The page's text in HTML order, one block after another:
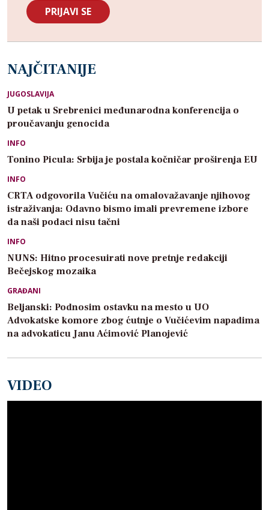
NAJČITANIJE
JUGOSLAVIJA
U petak u Srebrenici međunarodna konferencija o
proučavanju genocida
INFO
Tonino Picula: Srbija je postala kočničar proširenja EU
INFO
CRTA odgovorila Vučiću na omalovažavanje njihovog
istraživanja: Odavno bismo imali prevremene izbore
da naši podaci nisu tačni
INFO
NUNS: Hitno procesuirati nove pretnje redakciji
Bečejskog mozaika
GRAĐANI
Beljanski: Podnosim ostavku na mesto u UO
Advokatske komore zbog ćutnje o Vučićevim napadima
na advokaticu Janu Aćimović Planojević
VIDEO